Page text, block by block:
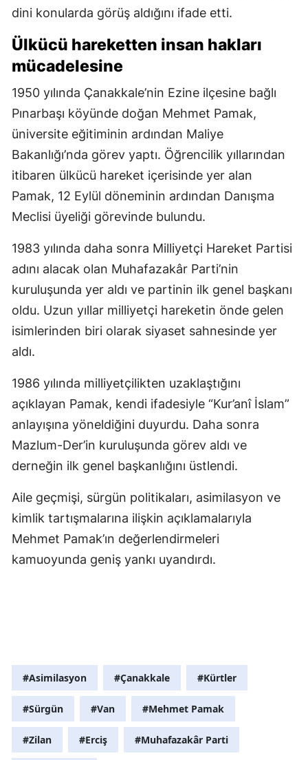
dini konularda görüş aldığını ifade etti.
Ülkücü hareketten insan hakları
mücadelesine
1950 yılında Çanakkale’nin Ezine ilçesine bağlı
Pınarbaşı köyünde doğan Mehmet Pamak,
üniversite eğitiminin ardından Maliye
Bakanlığı’nda görev yaptı. Öğrencilik yıllarından
itibaren ülkücü hareket içerisinde yer alan
Pamak, 12 Eylül döneminin ardından Danışma
Meclisi üyeliği görevinde bulundu.
1983 yılında daha sonra Milliyetçi Hareket Partisi
adını alacak olan Muhafazakâr Parti’nin
kuruluşunda yer aldı ve partinin ilk genel başkanı
oldu. Uzun yıllar milliyetçi hareketin önde gelen
isimlerinden biri olarak siyaset sahnesinde yer
aldı.
1986 yılında milliyetçilikten uzaklaştığını
açıklayan Pamak, kendi ifadesiyle “Kur’anî İslam”
anlayışına yöneldiğini duyurdu. Daha sonra
Mazlum-Der’in kuruluşunda görev aldı ve
derneğin ilk genel başkanlığını üstlendi.
Aile geçmişi, sürgün politikaları, asimilasyon ve
kimlik tartışmalarına ilişkin açıklamalarıyla
Mehmet Pamak’ın değerlendirmeleri
kamuoyunda geniş yankı uyandırdı.
#Asimilasyon #Çanakkale #Kürtler
#Sürgün #Van #Mehmet Pamak
#Zilan #Erciş #Muhafazakâr Parti